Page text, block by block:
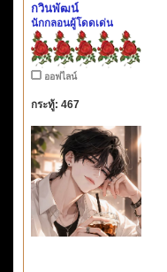
กวินพัฒน์
นักกลอนผู้โดดเด่น
ออฟไลน์
กระทู้: 467